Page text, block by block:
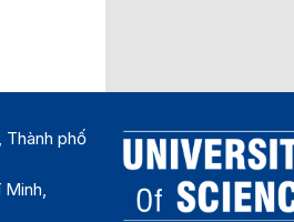
Thành phố
Minh,